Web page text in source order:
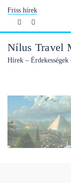
content
Friss hírek
Nílus Travel
Hírek –